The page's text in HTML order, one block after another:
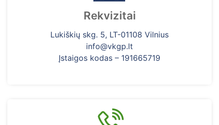
Rekvizitai
Lukiškių skg. 5, LT-01108 Vilnius
info@vkgp.lt
Įstaigos kodas – 191665719